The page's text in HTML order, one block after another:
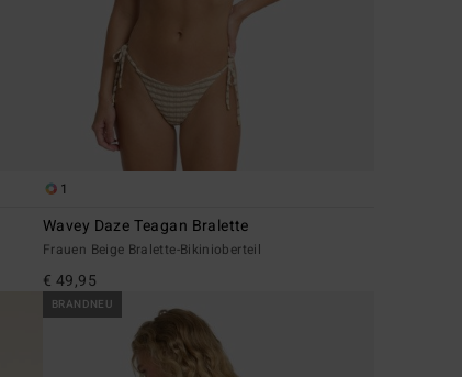
1
Wavey Daze Teagan Bralette
Frauen Beige Bralette-Bikinioberteil
€ 49,95
BRANDNEU